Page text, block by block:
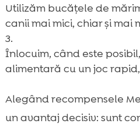
Utilizăm bucățele de
canii mai mici, chiar și mai
Înlocuim, când este
alimentară cu un joc
Alegând recompensele
un avantaj decisiv: sunt